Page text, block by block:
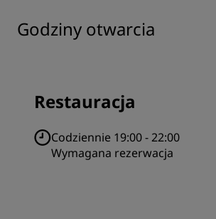
Godziny otwarcia
Restauracja
Codziennie 19:00 - 22:00
Wymagana rezerwacja